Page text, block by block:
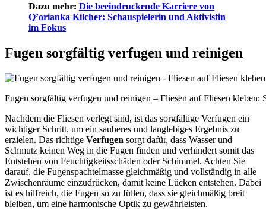
Dazu mehr: Die beeindruckende Karriere von
Q’orianka Kilcher: Schauspielerin und Aktivistin
im Fokus
Fugen sorgfältig verfugen und reinigen
Fugen sorgfältig verfugen und reinigen – Fliesen auf Fliesen
Nachdem die Fliesen verlegt sind, ist das sorgfältige Verfugen ein
wichtiger Schritt, um ein sauberes und langlebiges Ergebnis zu
erzielen. Das richtige Verfugen sorgt dafür, dass Wasser und
Schmutz keinen Weg in die Fugen finden und verhindert somit das
Entstehen von Feuchtigkeitsschäden oder Schimmel. Achten Sie
darauf, die Fugenspachtelmasse gleichmäßig und vollständig in alle
Zwischenräume einzudrücken, damit keine Lücken entstehen. Dabei
ist es hilfreich, die Fugen so zu füllen, dass sie gleichmäßig breit
bleiben, um eine harmonische Optik zu gewährleisten.